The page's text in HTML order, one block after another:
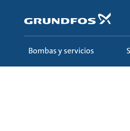
contenido
principal
Bombas y servicios